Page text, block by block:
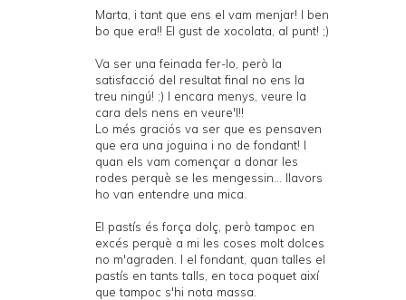
Marta, i tant que ens el vam menjar! I ben
bo que era!! El gust de xocolata, al punt! ;)
Va ser una feinada fer-lo, però la
satisfacció del resultat final no ens la
treu ningú! ;) I encara menys, veure la
cara dels nens en veure'l!!
Lo més graciós va ser que es pensaven
que era una joguina i no de fondant! I
quan els vam començar a donar les
rodes perquè se les mengessin... llavors
ho van entendre una mica.
El pastís és força dolç, però tampoc en
excés perquè a mi les coses molt dolces
no m'agraden. I el fondant, quan talles el
pastís en tants talls, en toca poquet així
que tampoc s'hi nota massa.